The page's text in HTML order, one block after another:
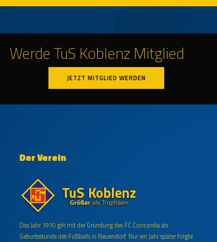
Werde TuS Koblenz Mitglied
JETZT MITGLIED WERDEN
Der Verein
Das Jahr 1910 gilt mit der Gründung des FC Concordia als
Geburtsstunde des Fußballs in Neuendorf. Nur ein Jahr später folgte